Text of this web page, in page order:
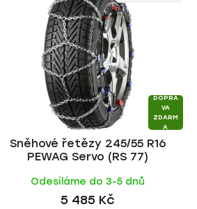
DOPRA
VA
ZDARM
A
Sněhové řetězy 245/55 R16
PEWAG Servo (RS 77)
Odesíláme do 3-5 dnů
5 485 Kč